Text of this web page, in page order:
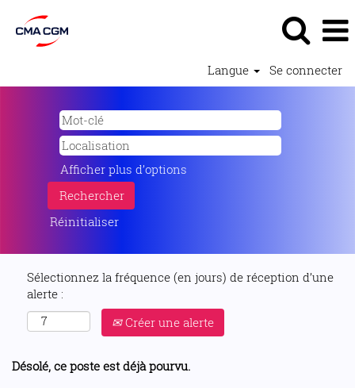
Langue Se connecter
Afficher plus d’options
Réinitialiser
Sélectionnez la fréquence (en jours) de réception d’une
alerte :
Créer une alerte
Désolé, ce poste est déjà pourvu.